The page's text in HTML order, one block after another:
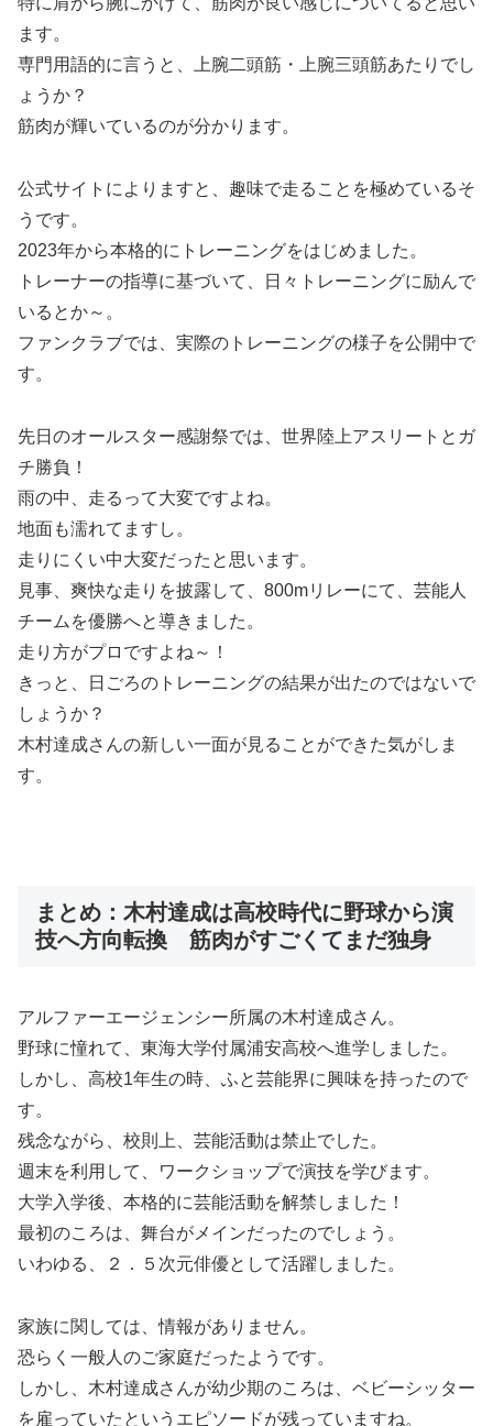
ます。
専門用語的に言うと、上腕二頭筋・上腕三頭筋あたりでし
ょうか？
筋肉が輝いているのが分かります。
公式サイトによりますと、趣味で走ることを極めているそ
うです。
2023年から本格的にトレーニングをはじめました。
トレーナーの指導に基づいて、日々トレーニングに励んで
いるとか～。
ファンクラブでは、実際のトレーニングの様子を公開中で
す。
先日のオールスター感謝祭では、世界陸上アスリートとガ
チ勝負！
雨の中、走るって大変ですよね。
地面も濡れてますし。
走りにくい中大変だったと思います。
見事、爽快な走りを披露して、800mリレーにて、芸能人
チームを優勝へと導きました。
走り方がプロですよね～！
きっと、日ごろのトレーニングの結果が出たのではないで
しょうか？
木村達成さんの新しい一面が見ることができた気がしま
す。
まとめ：木村達成は高校時代に野球から演
技へ方向転換 筋肉がすごくてまだ独身
アルファーエージェンシー所属の木村達成さん。
野球に憧れて、東海大学付属浦安高校へ進学しました。
しかし、高校1年生の時、ふと芸能界に興味を持ったので
す。
残念ながら、校則上、芸能活動は禁止でした。
週末を利用して、ワークショップで演技を学びます。
大学入学後、本格的に芸能活動を解禁しました！
最初のころは、舞台がメインだったのでしょう。
いわゆる、２．５次元俳優として活躍しました。
家族に関しては、情報がありません。
恐らく一般人のご家庭だったようです。
しかし、木村達成さんが幼少期のころは、ベビーシッター
を雇っていたというエピソードが残っていますね。